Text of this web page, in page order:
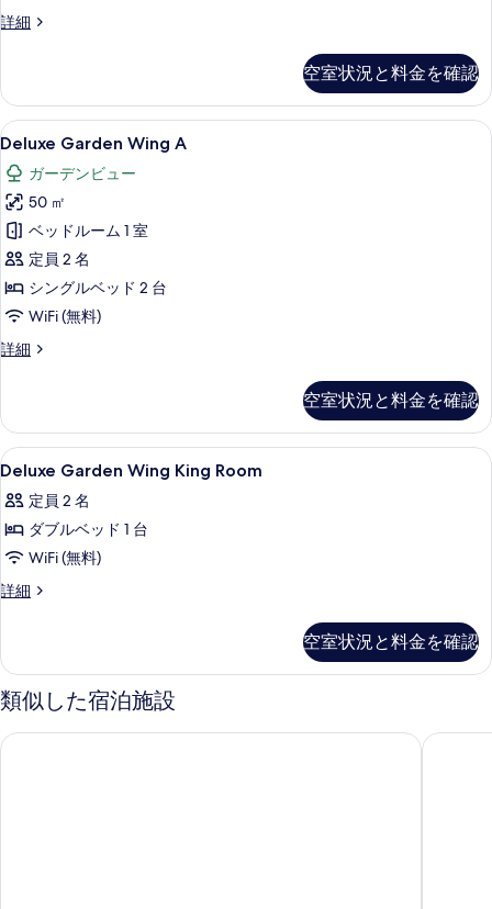
を
す
る
ー
(Deluxe)
の
す
べ
て
の
写
真
を
表
る
詳細
プ
ツ
イ
ン
ル
ー
ム
(Deluxe)
の
詳
細
空室状況と料金を確認
Deluxe
Garden
Wing
A
の
す
べ
て
の
を
表
示
す
る
Deluxe Garden Wing A | ガーデン ビ
10
Deluxe Garden Wing A
ガーデンビュー
50 ㎡
ベッドルーム 1 室
定員 2 名
シングルベッド 2 台
WiFi (無料)
詳細
Deluxe
の
詳
細
空室状況と料金を確認
Deluxe
Garden
Wing
King
Room
の
て
の
写
ミニバー、セーフティボックス (室内
10
Deluxe Garden Wing King Room
定員 2 名
ダブルベッド 1 台
WiFi (無料)
詳細
Deluxe
Room
の
詳
空室状況と料金を確認
類似した宿泊施設
プーケットグレースランドリゾートアンドスパ ザ・ロ